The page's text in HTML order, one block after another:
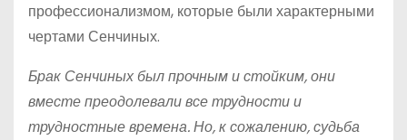
профессионализмом, которые были характерными
чертами Сенчиных.
Брак Сенчиных был прочным и стойким, они
вместе преодолевали все трудности и
трудностные времена. Но, к сожалению, судьба